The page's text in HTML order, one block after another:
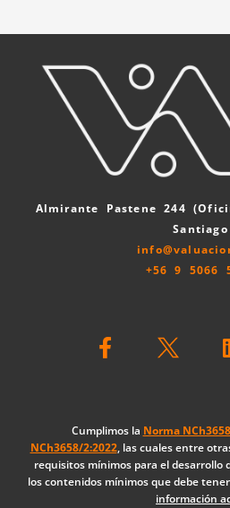
Almirante Pastene 244
Santiago
+56 9 5066
a
o
o
k
Cumplimos la Norma
NCh3658/2:2022, las cuales entre
requisitos mínimos para el desarrollo
los contenidos mínimos que debe
información